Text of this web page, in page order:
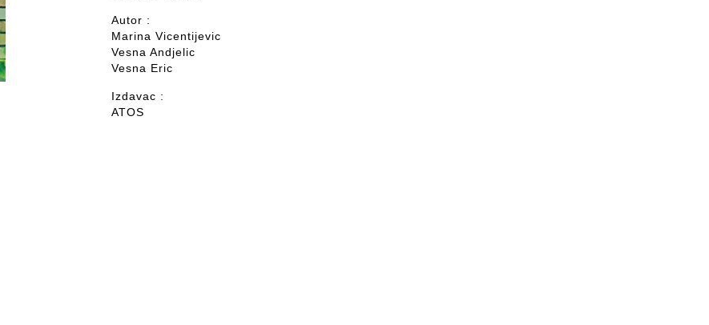
Autor :
Marina Vicentijevic
Vesna Andjelic
Vesna Eric
Izdavac :
ATOS